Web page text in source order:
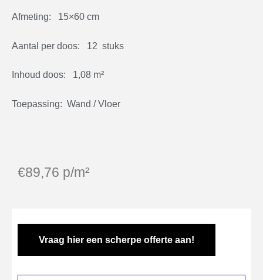
Afmeting: 15×60 cm
Aantal per doos: 12 stuks
Inhoud doos: 1,08 m²
Toepassing: Wand / Vloer
€89,76 p/m²
Vraag hier een scherpe offerte aan!